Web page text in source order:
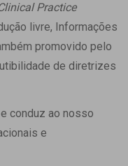
Practice
livre, Informações
promovido pelo
de diretrizes
conduz ao nosso
e